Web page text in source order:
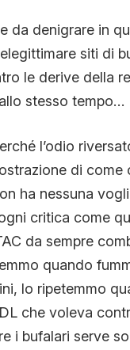
da denigrare in
siti di
le derive della
stesso tempo…
l’odio
di come
ha nessuna
critica come
da sempre
quando
lo ripetemmo
che voleva
i bufalari serve